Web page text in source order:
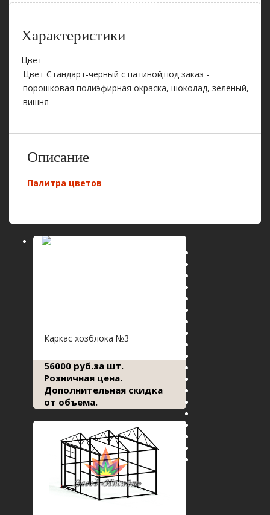
Характеристики
Цвет
Цвет Стандарт-черный с патиной;под заказ -
порошковая полиэфирная окраска, шоколад, зеленый,
вишня
Описание
Палитра цветов
Каркас хозблока №3
56000 руб.за шт.
Розничная цена.
Дополнительная скидка
от объема.